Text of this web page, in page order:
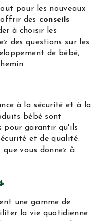
pour les nouveaux
des conseils
à choisir les
des questions sur les
de bébé,
à la sécurité et à la
bébé sont
pour garantir qu'ils
et de qualité.
vous donnez à
une gamme de
la vie quotidienne